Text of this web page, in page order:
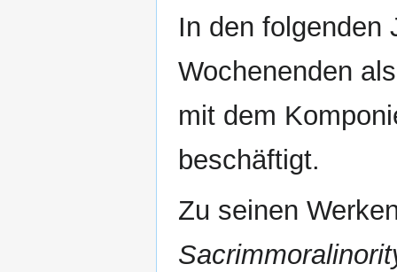
In den folgenden
Wochenenden
mit dem
beschäftigt.
Zu seinen